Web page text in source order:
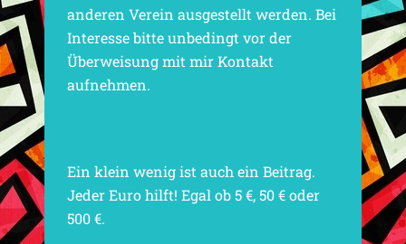
anderen Verein ausgestellt werden. Bei
Interesse bitte unbedingt vor der
Überweisung mit mir Kontakt
aufnehmen.
Ein klein wenig ist auch ein Beitrag.
Jeder Euro hilft! Egal ob 5 €, 50 € oder
500 €.